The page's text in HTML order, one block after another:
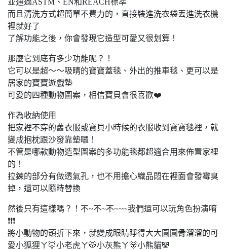
並通過ASTM、EN和REACH標準
而且清洗方式超簡單不費力的，直接裝進洗衣袋丟進洗衣機
裡就好了
了解功能之後，你會發現它造型可愛又很划算！
那麼它到底有多少功能呢？！
它可以是超～～吸睛的寶寶蓋毯、外出的推車毯、更可以是
居家的寶寶遊戲墊
可愛的四種動物圖案，相信寶貝會很喜歡❤️
作為收納使用
把家裡不穿的舊衣服或寶貝小時候的衣服收到寶寶毯裡，就
變成抱枕跟沙發靠墊囉！
不管是哪款動物造型圖案的多功能毯都超適合用來佈置家裡
的！
拉鍊的部分有做透氣孔，也不用擔心織品悶在裡面會發霉臭
掉，還可以隨時替換
然後只有這樣嗎？！不~不~不~~~我們還可以玩角色扮演唷
❗❗❗
將小動物的頭折下來，就變成眼睛睜得大大圓圓骨溜溜的可
愛小狐狸ㄚ🦊小老虎ㄚ🐯小灰熊ㄚ🐻小熊貓🐼